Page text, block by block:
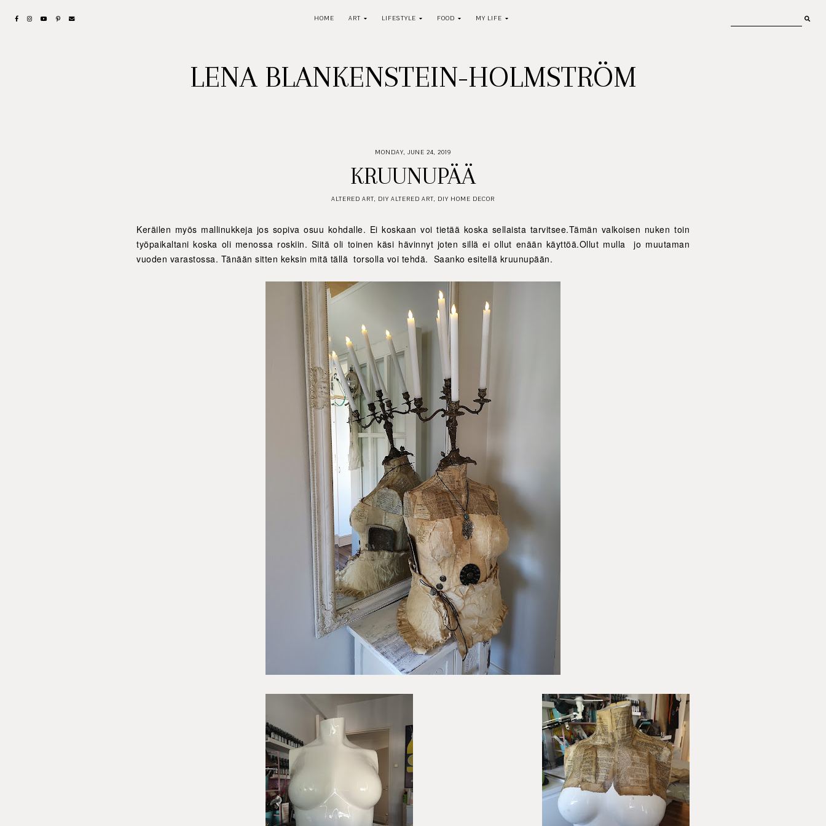
HOME ART LIFESTYLE FOOD MY LIFE
LENA BLANKENSTEIN-HOLMSTRÖM
MONDAY, JUNE 24, 2019
KRUUNUPÄÄ
ALTERED ART, DIY ALTERED ART, DIY HOME DECOR
Keräilen myös mallinukkeja jos sopiva osuu kohdalle. Ei koskaan voi tietää koska sellaista tarvitsee.Tämän valkoisen nuken toin
työpaikaltani koska oli menossa roskiin. Siitä oli toinen käsi hävinnyt joten sillä ei ollut enään käyttöä.Ollut mulla jo muutaman
vuoden varastossa. Tänään sitten keksin mitä tällä torsolla voi tehdä. Saanko esitellä kruunupään.